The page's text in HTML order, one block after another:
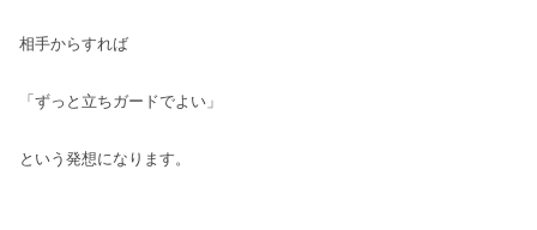
相手からすれば
「ずっと立ちガードでよい」
という発想になります。